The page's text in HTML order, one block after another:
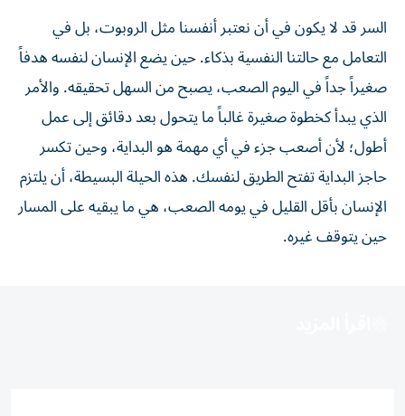
السر قد لا يكون في أن نعتبر أنفسنا مثل الروبوت، بل في
التعامل مع حالتنا النفسية بذكاء. حين يضع الإنسان لنفسه هدفاً
صغيراً جداً في اليوم الصعب، يصبح من السهل تحقيقه. والأمر
الذي يبدأ كخطوة صغيرة غالباً ما يتحول بعد دقائق إلى عمل
أطول؛ لأن أصعب جزء في أي مهمة هو البداية، وحين تكسر
حاجز البداية تفتح الطريق لنفسك. هذه الحيلة البسيطة، أن يلتزم
الإنسان بأقل القليل في يومه الصعب، هي ما يبقيه على المسار
حين يتوقف غيره.